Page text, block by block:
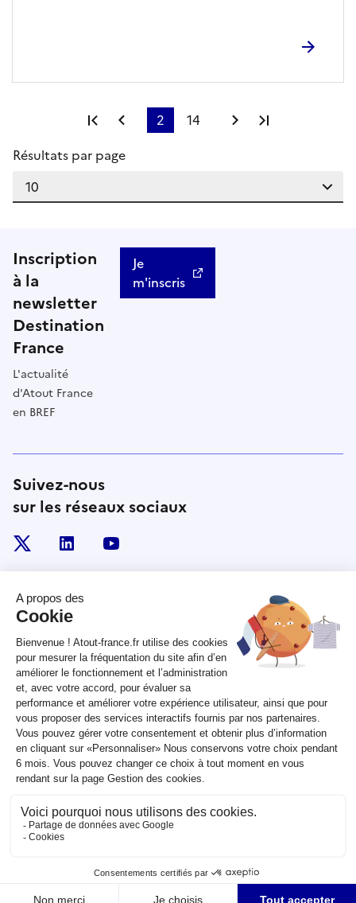
Première page
Page précédente
2 14 Page suivante
Résultats par page
Inscription
à la
newsletter
Destination
France
L'actualité
d'Atout France
en BREF
Je
m'inscris
Suivez-nous
sur les réseaux sociaux
linkedin
RÉPUBLIQUE
FRANÇAISE
legifrance.gouv.fr
gouvernement.fr
service-public.fr
data.gouv.fr
Plan du site Qui sommes-nous ? Marchés publics
partiellement conforme
Sauf mention contraire, tous les contenus de ce site sont sous
etalab-2.0